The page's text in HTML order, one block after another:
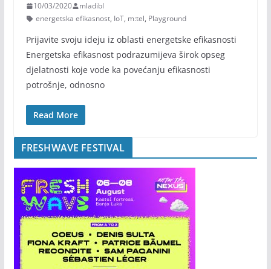
10/03/2020
mladibl
energetska efikasnost, IoT, m:tel, Playground
Prijavite svoju ideju iz oblasti energetske efikasnosti
Energetska efikasnost podrazumijeva širok opseg
djelatnosti koje vode ka povećanju efikasnosti
potrošnje, odnosno
Read More
FRESHWAVE FESTIVAL